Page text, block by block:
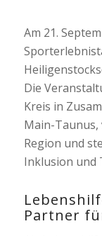
Am 21.
Die
Kreis in
Main-Taunus,
Region und
Inklusion und
Partner